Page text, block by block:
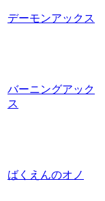
デーモンアックス
バーニングアック
ス
ばくえんのオノ